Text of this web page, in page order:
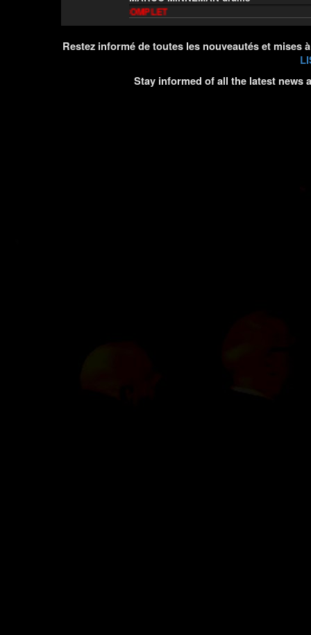
SOLD OUT - COMPLET
Restez informé de toutes les nouveautés et
Stay informed of all the latest news